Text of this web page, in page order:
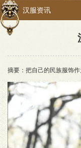
汉服资讯
摘要：把自己的民族服饰